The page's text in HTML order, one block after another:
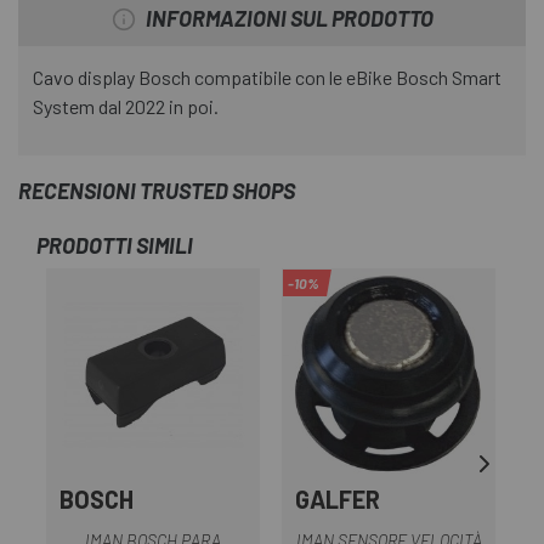
INFORMAZIONI SUL PRODOTTO
Cavo display Bosch compatibile con le eBike Bosch Smart
System dal 2022 in poi.
RECENSIONI TRUSTED SHOPS
PRODOTTI SIMILI
BOSCH
IMAN BOSCH PARA
-10%
GALFER
IMAN SENSORE VELOCITÀ